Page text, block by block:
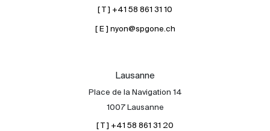
[ T ] +41 58 861 31 10
[ E ] nyon@spgone.ch
Lausanne
Place de la Navigation 14
1007 Lausanne
[ T ] +41 58 861 31 20